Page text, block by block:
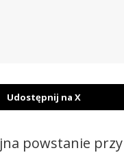
Udostępnij na X
powstanie przy